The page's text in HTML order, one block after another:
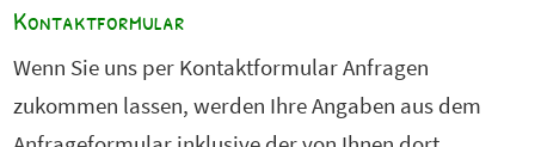
Kontaktformular
Wenn Sie uns per Kontaktformular Anfragen
zukommen lassen, werden Ihre Angaben aus dem